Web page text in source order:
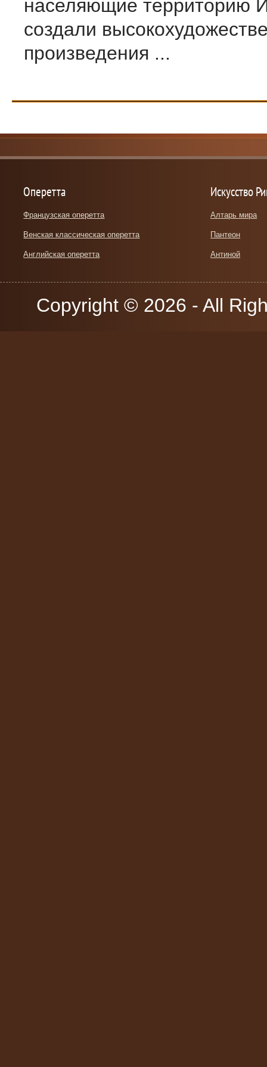
населяющие территорию
создали
произведения ...
Оперетта
Французская оперетта
Венская классическая оперетта
Английская оперетта
Искусство
Алтарь мира
Пантеон
Антиной
Copyright © 2026 - All